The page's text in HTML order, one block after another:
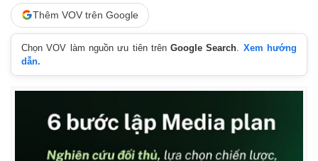
Thêm VOV trên Google
Chọn VOV làm nguồn ưu tiên trênGoogle Search
Xem hướng
dẫn.